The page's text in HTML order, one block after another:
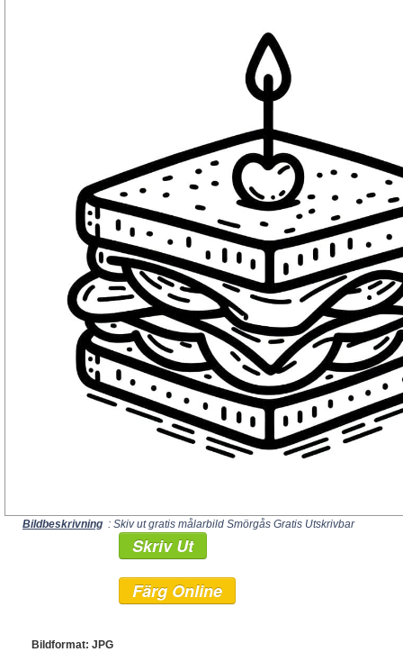
Bildbeskrivning : Skiv ut gratis målarbild Smörgås Gratis Utskrivbar
Skriv Ut
Färg Online
Bildformat: JPG